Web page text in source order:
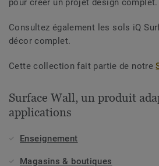
pour créer un projet design complet.
Consultez également les sols iQ
décor complet.
Cette collection fait partie de notre
Surface Wall, un produit
applications
Enseignement
Magasins & boutiques